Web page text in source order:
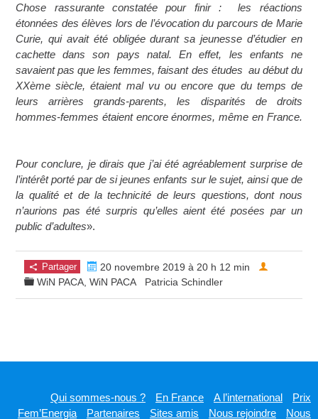
Chose rassurante constatée pour finir : les réactions
étonnées des élèves lors de l’évocation du parcours de Marie
Curie, qui avait été obligée durant sa jeunesse d’étudier en
cachette dans son pays natal. En effet, les enfants ne
savaient pas que les femmes, faisant des études au début du
XXème siècle, étaient mal vu ou encore que du temps de
leurs arrières grands-parents, les disparités de droits
hommes-femmes étaient encore énormes, même en France.
Pour conclure, je dirais que j’ai été agréablement surprise de
l’intérêt porté par de si jeunes enfants sur le sujet, ainsi que de
la qualité et de la technicité de leurs questions, dont nous
n’aurions pas été surpris qu’elles aient été posées par un
public d’adultes».
Partager
20 novembre 2019 à 20 h 12 min
WiN PACA ,WiN PACA Patricia Schindler
Qui sommes-nous ? En France A l’international
Prix
Fem’Energia
Partenaires Sites amis Nous rejoindre Nous